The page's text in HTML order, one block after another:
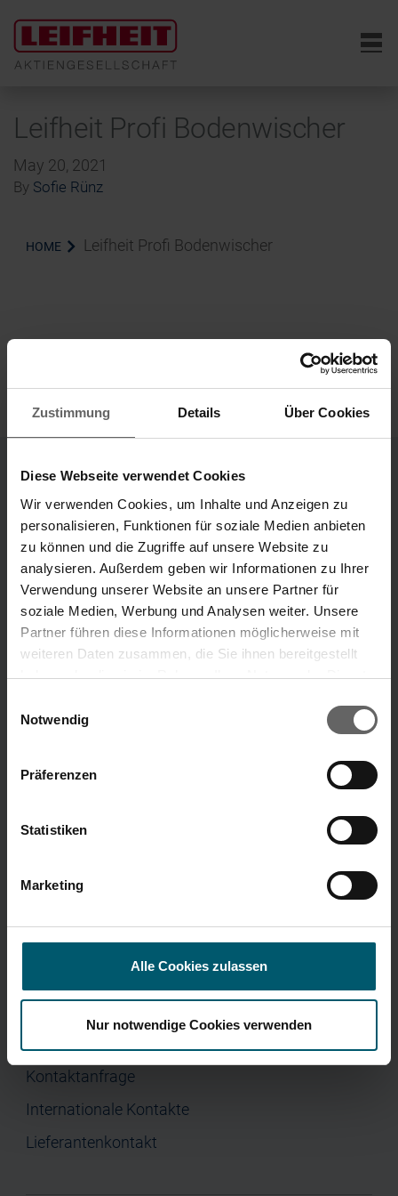
Zustimmung Details Über Cookies
Diese Webseite verwendet Cookies
Wir verwenden Cookies, um Inhalte und Anzeigen zu
personalisieren, Funktionen für soziale Medien anbieten
zu können und die Zugriffe auf unsere Website zu
analysieren. Außerdem geben wir Informationen zu Ihrer
Verwendung unserer Website an unsere Partner für
soziale Medien, Werbung und Analysen weiter. Unsere
Partner führen diese Informationen möglicherweise mit
weiteren Daten zusammen, die Sie ihnen bereitgestellt
haben oder die sie im Rahmen Ihrer Nutzung der Dienste
Cookies, wenn Sie unsere Webseite weiterhin nutzen.
Notwendig
Präferenzen
Statistiken
Marketing
Alle Cookies zulassen
Nur notwendige Cookies verwenden
6
Leifheit Profi Bodenwischer
May 20, 2021
By Sofie Rünz
HOME Leifheit Profi Bodenwischer
Unternehmensbereiche
Unsere Marken
„Unsere Ideen, die dein Leben leichter machen.“
Marke Leifheit Marke Soehnle
ÜBER UNS
Menü
Unternehmen
Kontaktanfrage
Internationale Kontakte
Lieferantenkontakt
Suchvorschläge